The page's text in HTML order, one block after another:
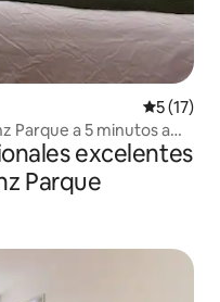
5 (17)
Parque a 5 minutos a
excelentes
Parque